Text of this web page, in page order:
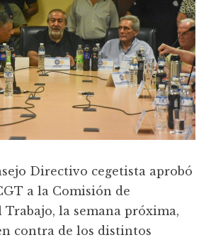
Directivo cegetista aprobó
a la Comisión de
la semana próxima,
contra de los distintos